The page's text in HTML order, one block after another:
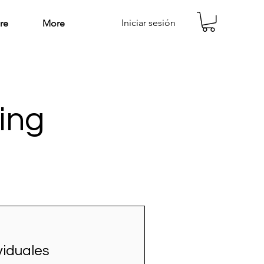
More Iniciar sesión